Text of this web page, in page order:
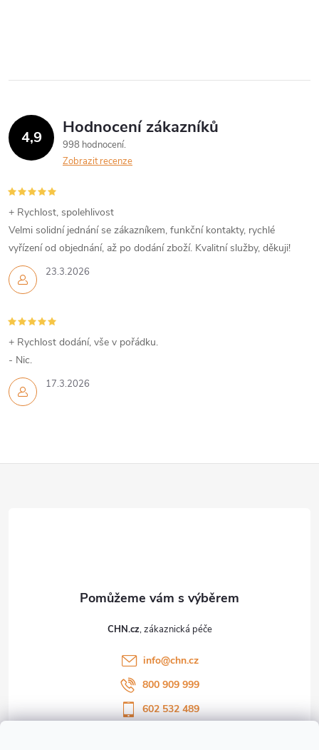
l
d
a
c
í
p
r
k
y
v
4,9 Hodnocení zákazníků
998 hodnocení
Zobrazit recenze
23.3.2026
+ Rychlost, spolehlivost
Velmi solidní jednání se zákazníkem, funkční kontakty, rychlé
vyřízení od objednání, až po dodání zboží. Kvalitní služby, děkuji!
17.3.2026
+ Rychlost dodání, vše v pořádku.
- Nic.
CHN.cz
info@chn.cz
800 909 999
602 532 489